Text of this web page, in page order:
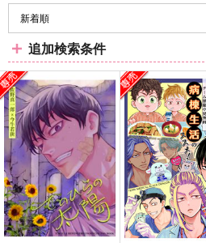
追加検索条件